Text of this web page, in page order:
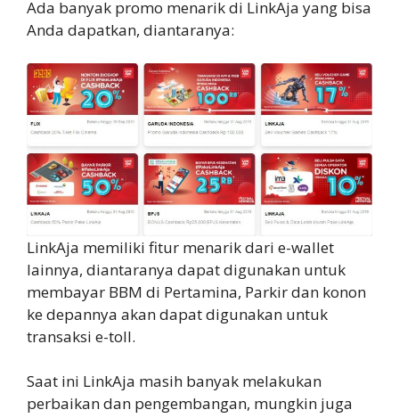
Ada banyak promo menarik di LinkAja yang bisa
Anda dapatkan, diantaranya:
LinkAja memiliki fitur menarik dari e-wallet
lainnya, diantaranya dapat digunakan untuk
membayar BBM di Pertamina, Parkir dan konon
ke depannya akan dapat digunakan untuk
transaksi e-toll.
Saat ini LinkAja masih banyak melakukan
perbaikan dan pengembangan, mungkin juga